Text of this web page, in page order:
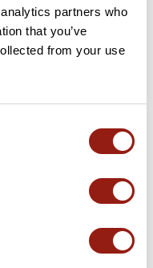
partners who
that you’ve
from your use